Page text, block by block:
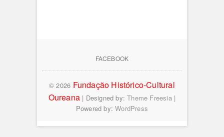
FACEBOOK
© 2026 Fundação Histórico-Cultural
Oureana | Designed by:Theme Freesia|
Powered by:WordPress